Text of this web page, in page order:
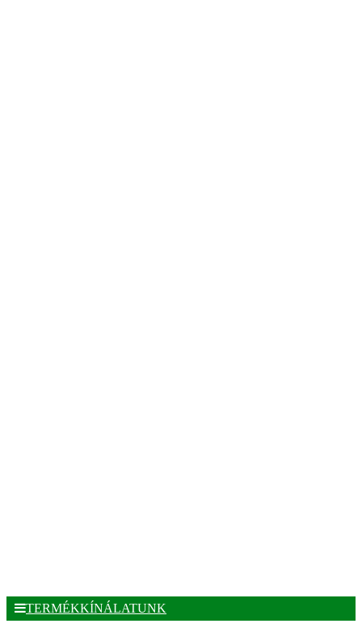
TERMÉKKÍNÁLATUNK